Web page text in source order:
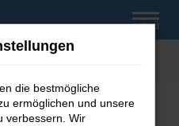
MENÜ
die bestmögliche
ermöglichen und unsere
verbessern. Wir